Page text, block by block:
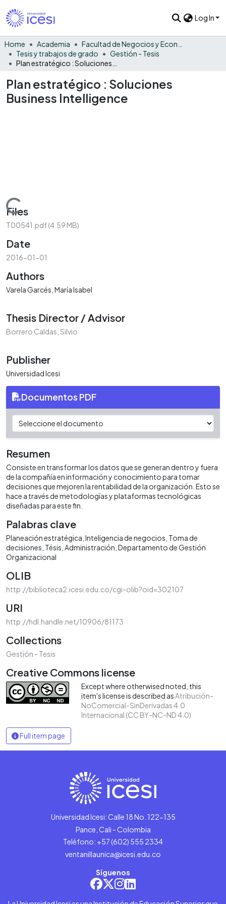
Log In
Home Academia
Tesis y trabajos de grado
Gestión - Tesis
Plan estratégico : Soluciones
Business Intelligence
Loading...
Files
T00541.pdf(4.59 MB)
Date
2016-01-01
Authors
Varela Garcés, María Isabel
Thesis Director / Advisor
Borrero Caldas, Silvio
Publisher
Universidad Icesi
Documentos PDF
Resumen
Consiste en transformar los datos que se generan dentro y fuera
de la compañía en información y conocimiento para tomar
decisiones que mejoren la rentabilidad de la organización. Esto se
hace a través de metodologías y plataformas tecnológicas
diseñadas para este fin.
Palabras clave
Planeación estratégica Inteligencia de negocios Toma de
decisiones Tésis Administración Departamento de Gestión
Organizacional
OLIB
http://biblioteca2.icesi.edu.co/cgi-olib?oid=302107
URI
http://hdl.handle.net/10906/81173
Collections
Gestión - Tesis
Creative Commons license
Except where otherwised noted, this
item's license is described asAtribución-
NoComercial-SinDerivadas 4.0
Internacional (CC BY-NC-ND 4.0)
Full item page
Universidad Icesi: Calle 18 No. 122-135
Pance, Cali - Colombia
Teléfono: +57 (602) 555 2334
ventanillaunica@icesi.edu.co
Síguenos